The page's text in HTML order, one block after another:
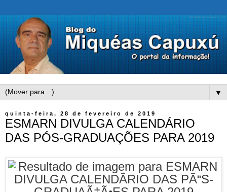
▼
quinta-feira, 28 de fevereiro de 2019
ESMARN DIVULGA CALENDÁRIO
DAS PÓS-GRADUAÇÕES PARA 2019